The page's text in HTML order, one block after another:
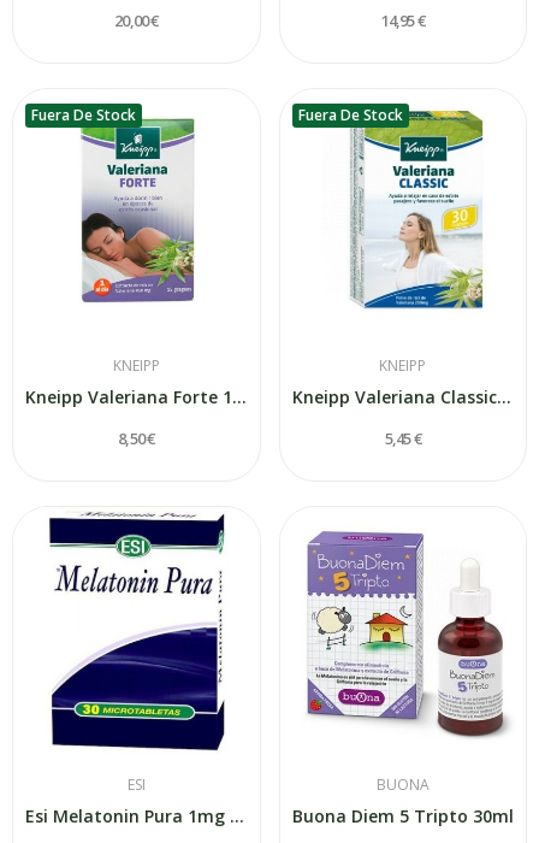
20,00 € 14,95 €
Fuera De Stock
KNEIPP
Kneipp Valeriana Forte 15 Grageas
8,50 €
Fuera De Stock
KNEIPP
Kneipp Valeriana Classic 30 Grageas
5,45 €
ESI
Esi Melatonin Pura 1mg 30 Tabletas
BUONA
Buona Diem 5 Tripto 30ml